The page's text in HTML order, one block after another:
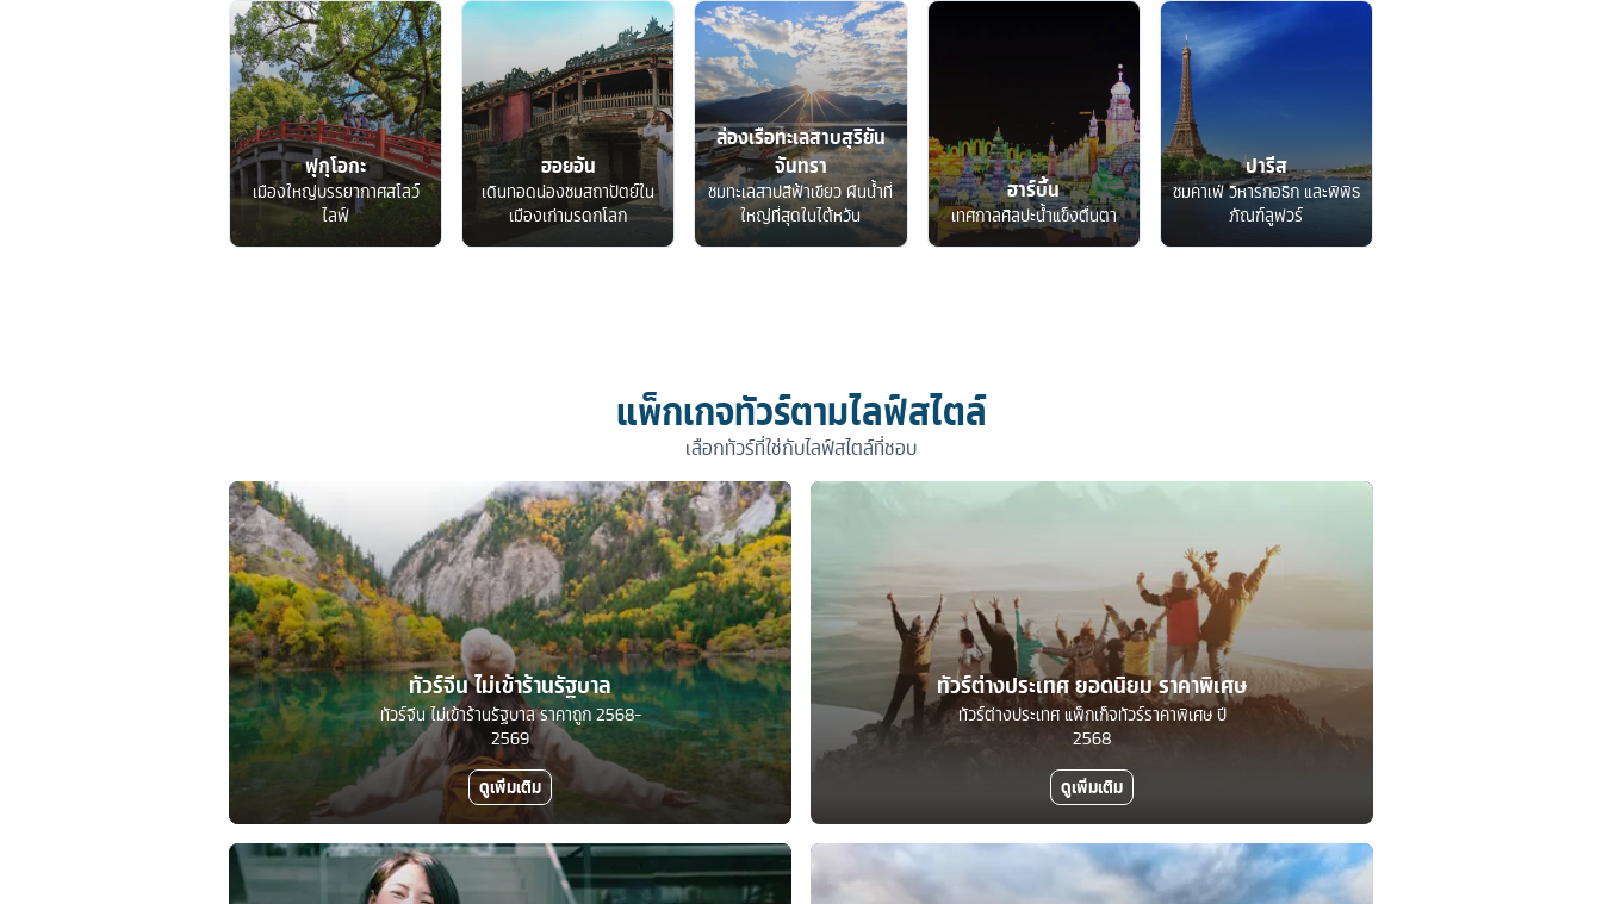
ฟุกุโอกะ
เมืองใหญ่บรรยากาศสโลว์
ไลฟ์
ฮอยอัน
เดินทอดน่องชมสถาปัตย์ใน
เมืองเก่ามรดกโลก
ล่องเรือทะเลสาบสุริยัน
จันทรา
ชมทะเลสาปสีฟ้าเขียว ผืนน้ำที่
ใหญ่ที่สุดในไต้หวัน
ฮาร์บิ้น
เทศกาลศิลปะน้ำแข็งตื่นตา
ปารีส
ชมคาเฟ่ วิหารกอธิก และพิพิธ
ภัณฑ์ลูฟวร์
แพ็กเกจทัวร์ตามไลฟ์สไตล์
เลือกทัวร์ที่ใช่กับไลฟ์สไตล์ที่ชอบ
ทัวร์จีน ไม่เข้าร้านรัฐบาล
ทัวร์จีน ไม่เข้าร้านรัฐบาล ราคาถูก 2568-
2569
ดูเพิ่มเติม
ทัวร์ต่างประเทศ ยอดนิยม ราคาพิเศษ
ทัวร์ต่างประเทศ แพ็กเก็จทัวร์ราคาพิเศษ ปี
2568
ดูเพิ่มเติม